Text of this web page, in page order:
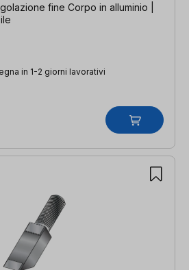
fine Corpo in alluminio |
in 1-2 giorni lavorativi